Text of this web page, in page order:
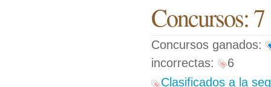
Concursos: 7
Concursos ganados:
incorrectas:
6
Clasificados a la